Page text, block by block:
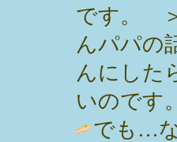
です。
んパパの
んにした
いのです
でも…